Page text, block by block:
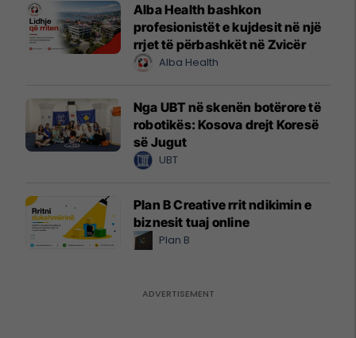
Alba Health bashkon
profesionistët e kujdesit në një
rrjet të përbashkët në Zvicër
Alba Health
Nga UBT në skenën botërore të
robotikës: Kosova drejt Koresë
së Jugut
UBT
Plan B Creative rrit ndikimin e
biznesit tuaj online
Plan B